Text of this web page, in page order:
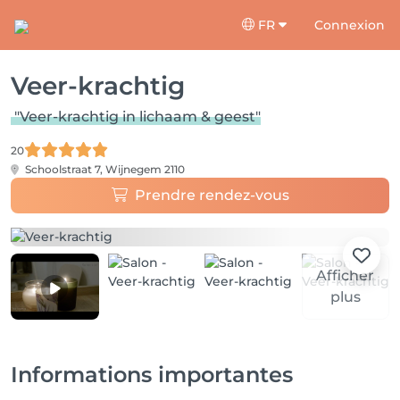
FR Connexion
Veer-krachtig
"Veer-krachtig in lichaam & geest"
20
Schoolstraat 7, Wijnegem 2110
Prendre rendez-vous
Afficher
plus
Informations importantes